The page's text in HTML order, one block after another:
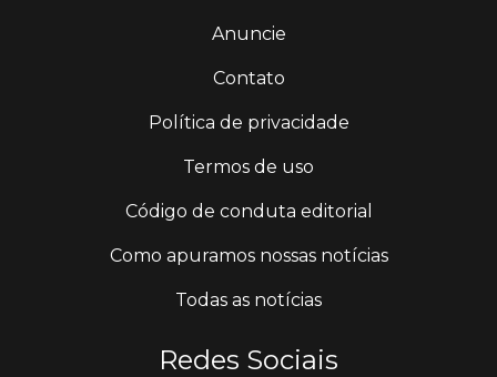
Anuncie
Contato
Política de privacidade
Termos de uso
Código de conduta editorial
Como apuramos nossas notícias
Todas as notícias
Redes Sociais